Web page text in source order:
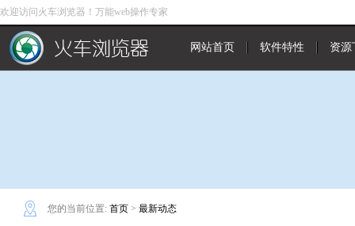
欢迎访问火车浏览器！万能web操作专家
网站首页 软件特性 资源
您的当前位置: 首页 > 最新动态